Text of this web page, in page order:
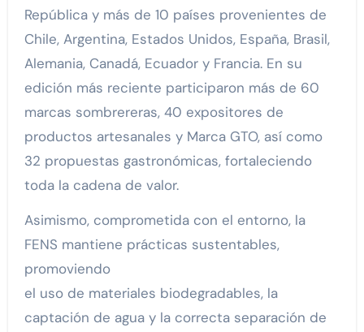
República y más de 10 países provenientes de
Chile, Argentina, Estados Unidos, España, Brasil,
Alemania, Canadá, Ecuador y Francia. En su
edición más reciente participaron más de 60
marcas sombrereras, 40 expositores de
productos artesanales y Marca GTO, así como
32 propuestas gastronómicas, fortaleciendo
toda la cadena de valor.
Asimismo, comprometida con el entorno, la
FENS mantiene prácticas sustentables,
promoviendo
el uso de materiales biodegradables, la
captación de agua y la correcta separación de